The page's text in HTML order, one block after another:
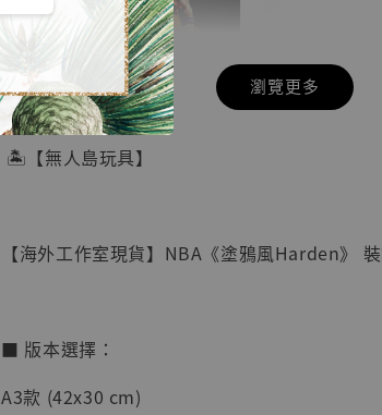
【店內現貨】七龍珠
系列蒐藏雕像 悟空
NT$ 4,280
- +
加入購物車
瀏覽更多
🏝【無人島玩具】
【海外工作室現貨】NBA《塗鴉風Harden》
■ 版本選擇：
A3款 (42x30 cm)